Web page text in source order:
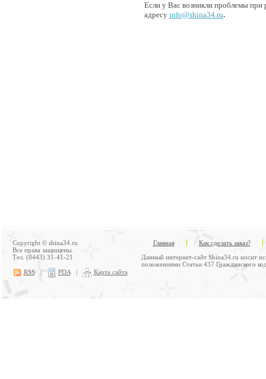
Если у Вас возникли проблемы при
адресу info@shina34.ru.
Copyright © shina34.ru.
Все права защищены.
Тел. (8443) 31-41-21
RSS | PDA | Карта сайта
Главная
Как сделать заказ?
Данный интернет-сайт Shina34.ru носит
положениями Статьи 437 Гражданского